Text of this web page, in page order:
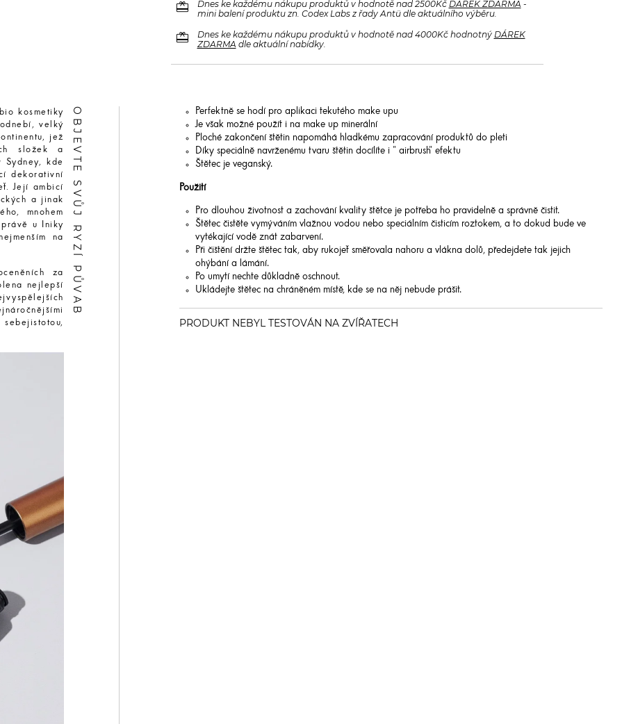
redeem Dnes ke každému nákupu produktů v hodnotě nad 2500Kč DÁREK ZDARMA -
mini balení produktu zn. Codex Labs z řady Antü dle aktuálního výběru.
redeem Dnes ke každému nákupu produktů v hodnotě nad 4000Kč hodnotný DÁREK
ZDARMA dle aktuální nabídky.
kosmetiky
velký
jež
složek a
kde
dekorativní
Její ambicí
a jinak
mnohem
u Iniky
na
za
nejlepší
OBJEVTE SVŮJ RYZÍ PŮVAB
Perfektně se hodí pro aplikaci tekutého make upu
Je však možné použít i na make up minerální
Ploché zakončení štětin napomáhá hladkému zapracování produktů do pleti
Díky speciálně navrženému tvaru štětin docílíte i " airbrush" efektu
Štětec je veganský.
Použití
Pro dlouhou životnost a zachování kvality štětce je potřeba ho pravidelně a správně čistit.
Štětec čistěte vymýváním vlažnou vodou nebo speciálním čisticím roztokem, a to dokud bude ve
vytékající vodě znát zabarvení.
Při čištění držte štětec tak, aby rukojeť směřovala nahoru a vlákna dolů, předejdete tak jejich
ohýbání a lámání.
Po umytí nechte důkladně oschnout.
Ukládejte štětec na chráněném místě, kde se na něj nebude prášit.